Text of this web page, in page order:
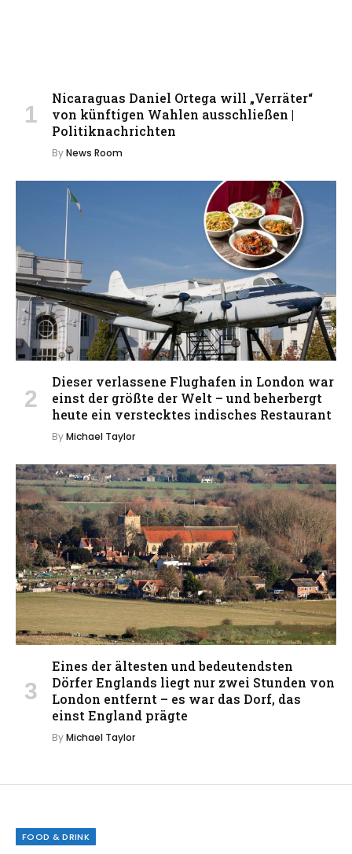
Nicaraguas Daniel Ortega will „Verräter“
von künftigen Wahlen ausschließen |
Politiknachrichten
ByNews Room
Dieser verlassene Flughafen in London war
einst der größte der Welt – und beherbergt
heute ein verstecktes indisches Restaurant
ByMichael Taylor
Eines der ältesten und bedeutendsten
Dörfer Englands liegt nur zwei Stunden von
London entfernt – es war das Dorf, das
einst England prägte
ByMichael Taylor
FOOD & DRINK